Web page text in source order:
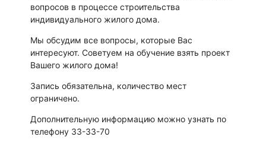
вопросов в процессе строительства
индивидуального жилого дома.
Мы обсудим все вопросы, которые Вас
интересуют. Советуем на обучение взять проект
Вашего жилого дома!
Запись обязательна, количество мест
ограничено.
Дополнительную информацию можно узнать по
телефону 33-33-70